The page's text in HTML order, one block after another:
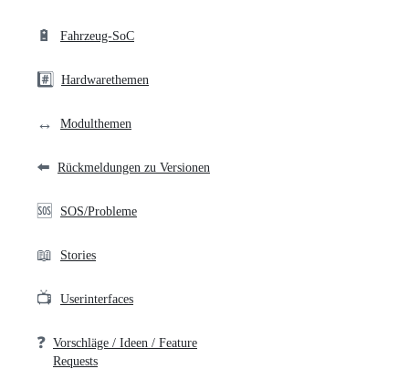
🔋 Fahrzeug-SoC
#️⃣ Hardwarethemen
↔️ Modulthemen
⬅️ Rückmeldungen zu Versionen
🆘 SOS/Probleme
📖 Stories
📺 Userinterfaces
❓ Vorschläge / Ideen / Feature
Requests